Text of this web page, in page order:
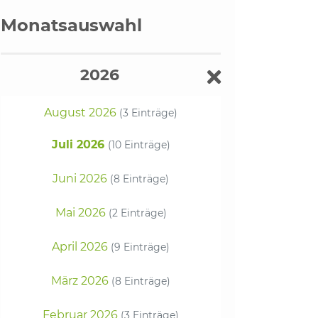
Monatsauswahl
2026
August 2026 (3 Einträge)
Juli 2026 (10 Einträge)
Juni 2026 (8 Einträge)
Mai 2026 (2 Einträge)
April 2026 (9 Einträge)
März 2026 (8 Einträge)
Februar 2026 (3 Einträge)